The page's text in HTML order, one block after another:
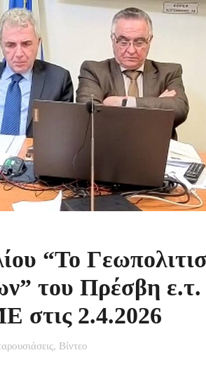
“Το
του Πρέσβη
στις 2.4.2026
, Βίντεο